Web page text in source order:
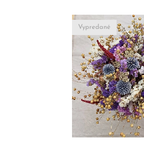
Vypredané